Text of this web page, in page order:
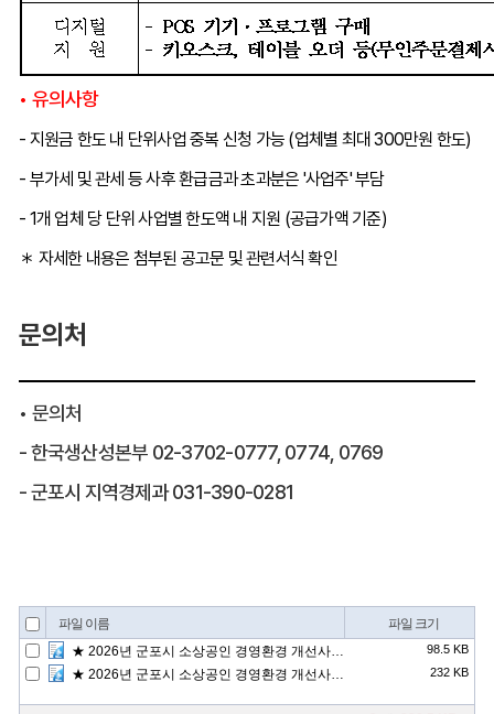
• 유의사항
- 지원금 한도 내 단위사업 중복 신청 가능 (업체별 최대 300만원 한도)
- 부가세 및 관세 등 사후 환급금과 초과분은 '사업주' 부담
- 1개 업체 당 단위 사업별 한도액 내 지원 (공급가액 기준)
＊ 자세한 내용은 첨부된 공고문 및 관련서식 확인
문의처
• 문의처
- 한국생산성본부 02-3702-0777, 0774, 0769
- 군포시 지역경제과 031-390-0281